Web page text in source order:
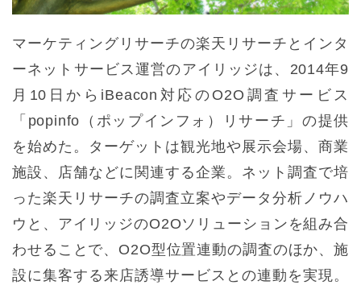
マーケティングリサーチの楽天リサーチとインタ
ーネットサービス運営のアイリッジは、2014年9
月10日からiBeacon対応のO2O調査サービス
「popinfo（ポップインフォ）リサーチ」の提供
を始めた。ターゲットは観光地や展示会場、商業
施設、店舗などに関連する企業。ネット調査で培
った楽天リサーチの調査立案やデータ分析ノウハ
ウと、アイリッジのO2Oソリューションを組み合
わせることで、O2O型位置連動の調査のほか、施
設に集客する来店誘導サービスとの連動を実現。